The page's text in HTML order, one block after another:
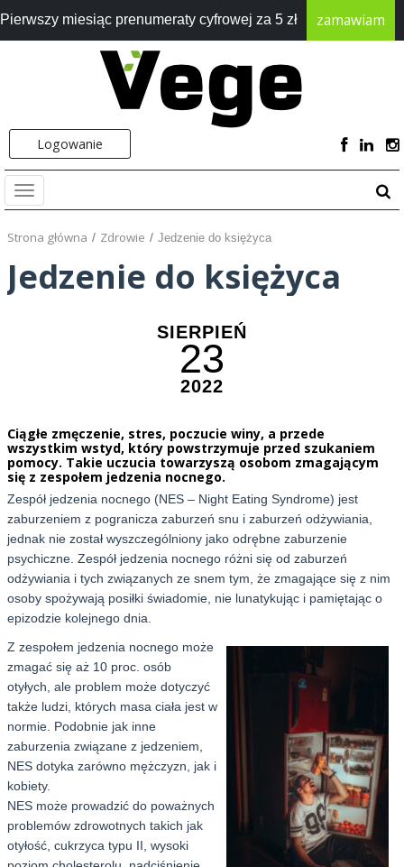
Pierwszy miesiąc prenumeraty cyfrowej za 5 zł zamawiam
Logowanie
Strona główna Zdrowie Jedzenie do księżyca
Jedzenie do księżyca
SIERPIEŃ
23
2022
Ciągłe zmęczenie, stres, poczucie winy, a przede
wszystkim wstyd, który powstrzymuje przed szukaniem
pomocy. Takie uczucia towarzyszą osobom zmagającym
się z zespołem jedzenia nocnego.
Zespół jedzenia nocnego (NES – Night Eating Syndrome) jest
zaburzeniem z pogranicza zaburzeń snu i zaburzeń odżywiania,
jednak nie został wyszczególniony jako odrębne zaburzenie
psychiczne. Zespół jedzenia nocnego różni się od zaburzeń
odżywiania i tych związanych ze snem tym, że zmagające się z nim
osoby spożywają posiłki świadomie, nie lunatykując i pamiętając o
epizodzie kolejnego dnia.
Z zespołem jedzenia nocnego może
zmagać się aż 10 proc. osób
otyłych, ale problem może dotyczyć
także ludzi, których masa ciała jest w
normie. Podobnie jak inne
zaburzenia związane z jedzeniem,
NES dotyka zarówno mężczyzn, jak i
kobiety.
NES może prowadzić do poważnych
problemów zdrowotnych takich jak
otyłość, cukrzyca typu II, wysoki